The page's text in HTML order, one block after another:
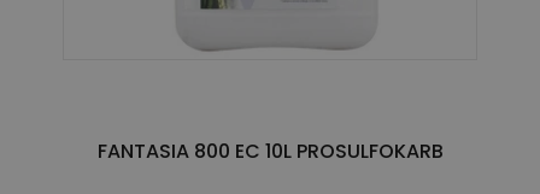
FANTASIA 800 EC 10L PROSULFOKARB